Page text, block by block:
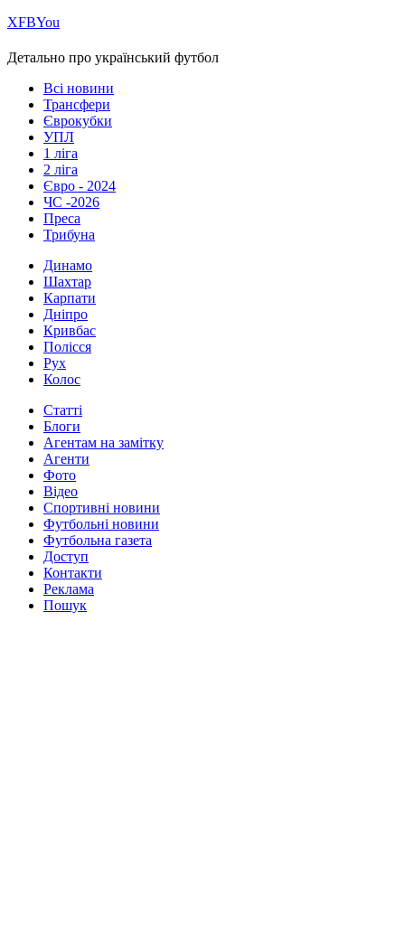
ХFBYou
Детально про український футбол
Всі новини
Трансфери
Єврокубки
УПЛ
1 ліга
2 ліга
Євро - 2024
ЧС -2026
Преса
Трибуна
Динамо
Шахтар
Карпати
Дніпро
Кривбас
Полісся
Рух
Колос
Статті
Блоги
Агентам на замітку
Агенти
Фото
Відео
Спортивні новини
Футбольні новини
Футбольна газета
Доступ
Контакти
Реклама
Пошук